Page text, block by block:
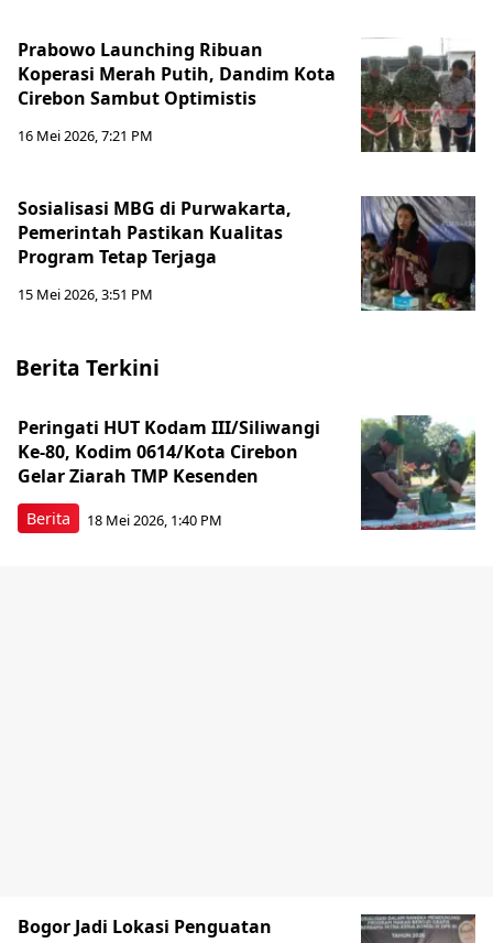
Prabowo Launching Ribuan
Koperasi Merah Putih, Dandim Kota
Cirebon Sambut Optimistis
16 Mei 2026, 7:21 PM
Sosialisasi MBG di Purwakarta,
Pemerintah Pastikan Kualitas
Program Tetap Terjaga
15 Mei 2026, 3:51 PM
Berita Terkini
Berita
Peringati HUT Kodam III/Siliwangi
Ke-80, Kodim 0614/Kota Cirebon
Gelar Ziarah TMP Kesenden
18 Mei 2026, 1:40 PM
Bogor Jadi Lokasi Penguatan